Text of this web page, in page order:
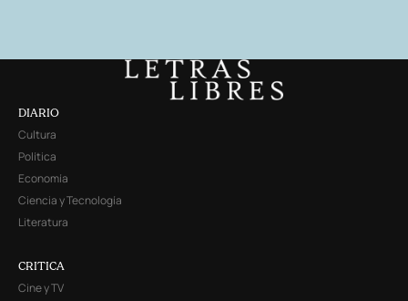
DIARIO
Cultura
Política
Economía
Ciencia y Tecnología
Literatura
CRITICA
Cine y TV